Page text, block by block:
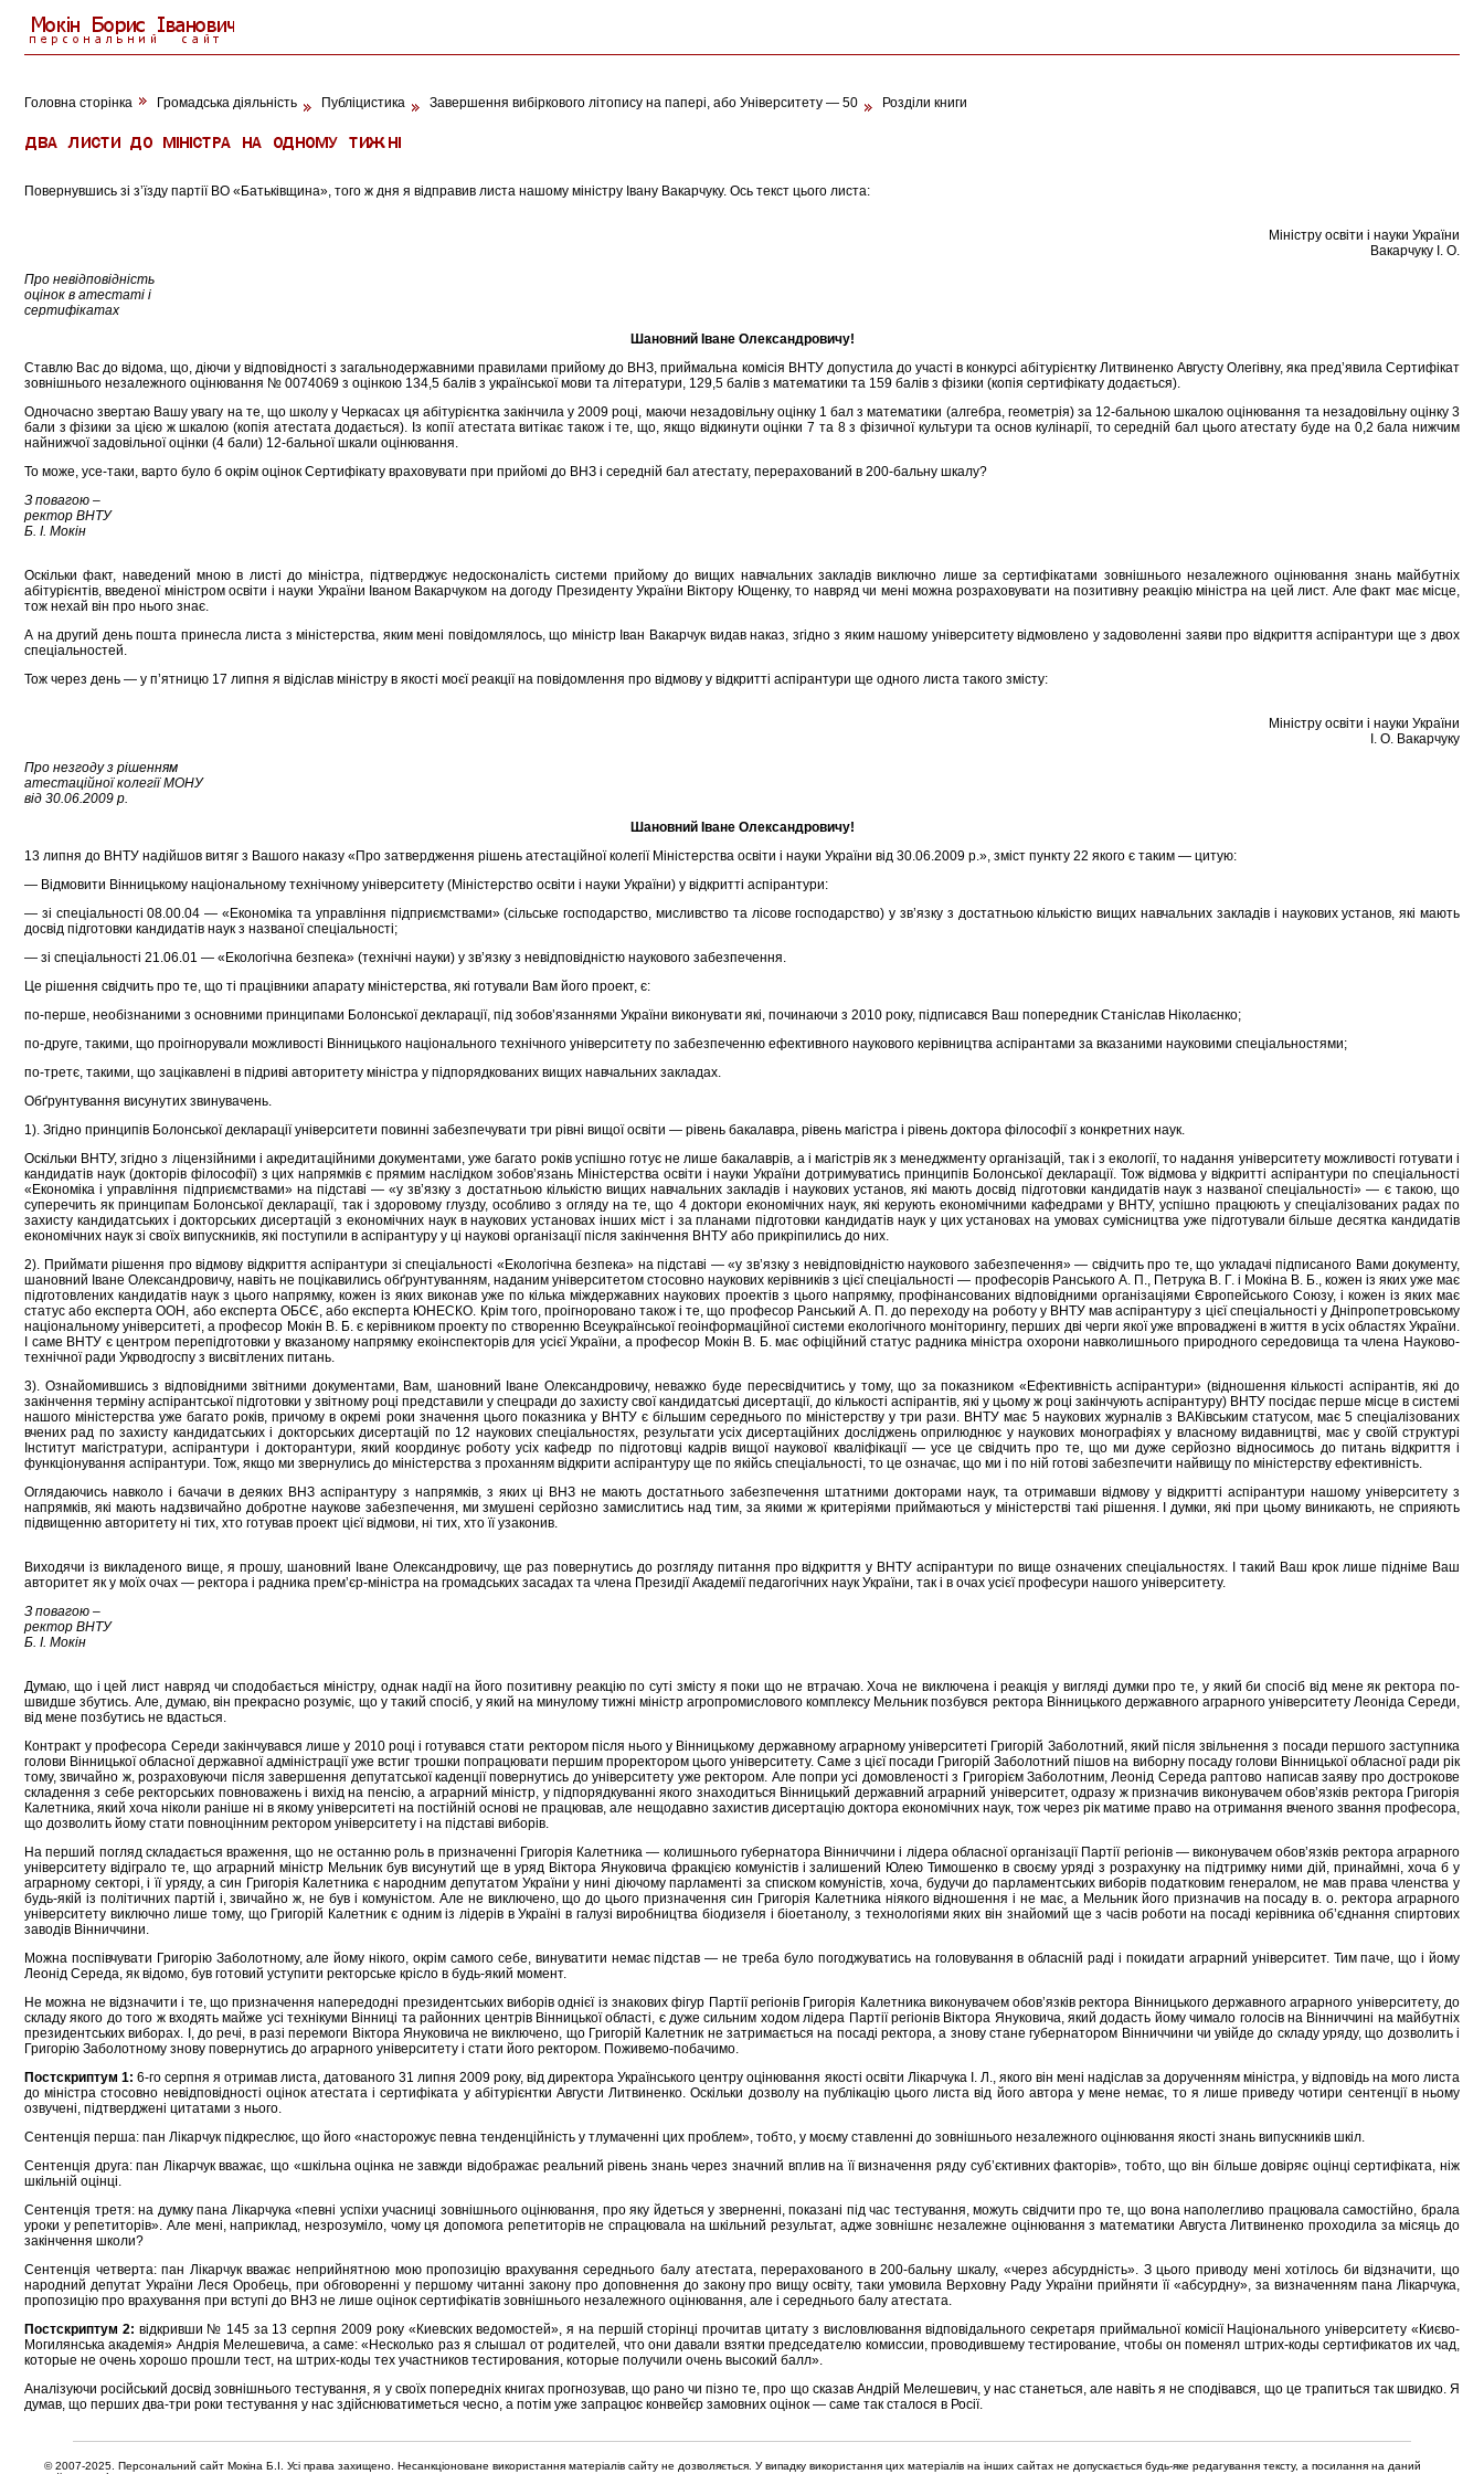
Головна сторінка Громадська діяльність Публіцистика Завершення вибіркового літопису на папері, або Університету — 50 Розділи книги
Повернувшись зі з’їзду партії ВО «Батьківщина», того ж дня я відправив листа нашому міністру Івану Вакарчуку. Ось текст цього листа:
Міністру освіти і науки України
Вакарчуку І. О.
Про невідповідність
оцінок в атестаті і
сертифікатах
Шановний Іване Олександровичу!
Ставлю Вас до відома, що, діючи у відповідності з загальнодержавними правилами прийому до ВНЗ, приймальна комісія ВНТУ допустила до участі в конкурсі абітурієнтку Литвиненко Августу Олегівну, яка пред’явила Сертифікат
зовнішнього незалежного оцінювання № 0074069 з оцінкою 134,5 балів з української мови та літератури, 129,5 балів з математики та 159 балів з фізики (копія сертифікату додається).
Одночасно звертаю Вашу увагу на те, що школу у Черкасах ця абітурієнтка закінчила у 2009 році, маючи незадовільну оцінку 1 бал з математики (алгебра, геометрія) за 12-бальною шкалою оцінювання та незадовільну оцінку 3
бали з фізики за цією ж шкалою (копія атестата додається). Із копії атестата витікає також і те, що, якщо відкинути оцінки 7 та 8 з фізичної культури та основ кулінарії, то середній бал цього атестату буде на 0,2 бала нижчим
найнижчої задовільної оцінки (4 бали) 12-бальної шкали оцінювання.
То може, усе-таки, варто було б окрім оцінок Сертифікату враховувати при прийомі до ВНЗ і середній бал атестату, перерахований в 200-бальну шкалу?
З повагою –
ректор ВНТУ
Б. І. Мокін
Оскільки факт, наведений мною в листі до міністра, підтверджує недосконалість системи прийому до вищих навчальних закладів виключно лише за сертифікатами зовнішнього незалежного оцінювання знань майбутніх
абітурієнтів, введеної міністром освіти і науки України Іваном Вакарчуком на догоду Президенту України Віктору Ющенку, то навряд чи мені можна розраховувати на позитивну реакцію міністра на цей лист. Але факт має місце,
тож нехай він про нього знає.
А на другий день пошта принесла листа з міністерства, яким мені повідомлялось, що міністр Іван Вакарчук видав наказ, згідно з яким нашому університету відмовлено у задоволенні заяви про відкриття аспірантури ще з двох
спеціальностей.
Тож через день — у п’ятницю 17 липня я відіслав міністру в якості моєї реакції на повідомлення про відмову у відкритті аспірантури ще одного листа такого змісту:
Міністру освіти і науки України
І. О. Вакарчуку
Про незгоду з рішенням
атестаційної колегії МОНУ
від 30.06.2009 р.
Шановний Іване Олександровичу!
13 липня до ВНТУ надійшов витяг з Вашого наказу «Про затвердження рішень атестаційної колегії Міністерства освіти і науки України від 30.06.2009 р.», зміст пункту 22 якого є таким — цитую:
— Відмовити Вінницькому національному технічному унiверситету (Міністерство освіти і науки України) у відкритті аспірантури:
— зі спеціальності 08.00.04 — «Економіка та управління підприємствами» (сільське господарство, мисливство та лісове господарство) у зв’язку з достатньою кількістю вищих навчальних закладів і наукових установ, які мають
досвід підготовки кандидатів наук з названої спеціальності;
— зі спеціальності 21.06.01 — «Екологічна безпека» (технічні науки) у зв’язку з невідповідністю наукового забезпечення.
Це рішення свідчить про те, що ті працівники апарату міністерства, які готували Вам його проект, є:
по-перше, необізнаними з основними принципами Болонської декларації, під зобов’язаннями України виконувати які, починаючи з 2010 року, підписався Ваш попередник Станіслав Ніколаєнко;
по-друге, такими, що проігнорували можливості Вінницького національного технічного університету по забезпеченню ефективного наукового керівництва аспірантами за вказаними науковими спеціальностями;
по-третє, такими, що зацікавлені в підриві авторитету міністра у підпорядкованих вищих навчальних закладах.
Обґрунтування висунутих звинувачень.
1). Згідно принципів Болонської декларації університети повинні забезпечувати три рівні вищої освіти — рівень бакалавра, рівень магістра і рівень доктора філософії з конкретних наук.
Оскільки ВНТУ, згідно з ліцензійними і акредитаційними документами, уже багато років успішно готує не лише бакалаврів, а і магістрів як з менеджменту організацій, так і з екології, то надання університету можливості готувати і
кандидатів наук (докторів філософії) з цих напрямків є прямим наслідком зобов’язань Міністерства освіти і науки України дотримуватись принципів Болонської декларації. Тож відмова у відкритті аспірантури по спеціальності
«Економіка і управління підприємствами» на підставі — «у зв’язку з достатньою кількістю вищих навчальних закладів і наукових установ, які мають досвід підготовки кандидатів наук з названої спеціальності» — є такою, що
суперечить як принципам Болонської декларації, так і здоровому глузду, особливо з огляду на те, що 4 доктори економічних наук, які керують економічними кафедрами у ВНТУ, успішно працюють у спеціалізованих радах по
захисту кандидатських і докторських дисертацій з економічних наук в наукових установах інших міст і за планами підготовки кандидатів наук у цих установах на умовах сумісництва уже підготували більше десятка кандидатів
економічних наук зі своїх випускників, які поступили в аспірантуру у ці наукові організації після закінчення ВНТУ або прикріпились до них.
2). Приймати рішення про відмову відкриття аспірантури зі спеціальності «Екологічна безпека» на підставі — «у зв’язку з невідповідністю наукового забезпечення» — свідчить про те, що укладачі підписаного Вами документу,
шановний Іване Олександровичу, навіть не поцікавились обґрунтуванням, наданим університетом стосовно наукових керівників з цієї спеціальності — професорів Ранського А. П., Петрука В. Г. і Мокіна В. Б., кожен із яких уже має
підготовлених кандидатів наук з цього напрямку, кожен із яких виконав уже по кілька міждержавних наукових проектів з цього напрямку, профінансованих відповідними організаціями Європейського Союзу, і кожен із яких має
статус або експерта ООН, або експерта ОБСЄ, або експерта ЮНЕСКО. Крім того, проігноровано також і те, що професор Ранський А. П. до переходу на роботу у ВНТУ мав аспірантуру з цієї спеціальності у Дніпропетровському
національному університеті, а професор Мокін В. Б. є керівником проекту по створенню Всеукраїнської геоінформаційної системи екологічного моніторингу, перших дві черги якої уже впроваджені в життя в усіх областях України.
І саме ВНТУ є центром перепідготовки у вказаному напрямку екоінспекторів для усієї України, а професор Мокін В. Б. має офіційний статус радника міністра охорони навколишнього природного середовища та члена Науково-
технічної ради Укрводгоспу з висвітлених питань.
3). Ознайомившись з відповідними звітними документами, Вам, шановний Іване Олександровичу, неважко буде пересвідчитись у тому, що за показником «Ефективність аспірантури» (відношення кількості аспірантів, які до
закінчення терміну аспірантської підготовки у звітному році представили у спецради до захисту свої кандидатські дисертації, до кількості аспірантів, які у цьому ж році закінчують аспірантуру) ВНТУ посідає перше місце в системі
нашого міністерства уже багато років, причому в окремі роки значення цього показника у ВНТУ є більшим середнього по міністерству у три рази. ВНТУ має 5 наукових журналів з ВАКівським статусом, має 5 спеціалізованих
вчених рад по захисту кандидатських і докторських дисертацій по 12 наукових спеціальностях, результати усіх дисертаційних дослiджень оприлюднює у наукових монографіях у власному видавництві, має у своїй структурі
Інститут магістратури, аспірантури і докторантури, який координує роботу усіх кафедр по підготовці кадрів вищої наукової кваліфікації — усе це свідчить про те, що ми дуже серйозно відносимось до питань відкриття і
функціонування аспірантури. Тож, якщо ми звернулись до міністерства з проханням відкрити аспірантуру ще по якійсь спеціальності, то це означає, що ми і по ній готові забезпечити найвищу по міністерству ефективність.
Оглядаючись навколо і бачачи в деяких ВНЗ аспірантуру з напрямків, з яких ці ВНЗ не мають достатнього забезпечення штатними докторами наук, та отримавши відмову у відкритті аспірантури нашому університету з
напрямків, які мають надзвичайно добротне наукове забезпечення, ми змушені серйозно замислитись над тим, за якими ж критеріями приймаються у міністерстві такі рішення. І думки, які при цьому виникають, не сприяють
підвищенню авторитету ні тих, хто готував проект цієї відмови, ні тих, хто її узаконив.
Виходячи із викладеного вище, я прошу, шановний Іване Олександровичу, ще раз повернутись до розгляду питання про відкриття у ВНТУ аспірантури по вище означених спеціальностях. І такий Ваш крок лише підніме Ваш
авторитет як у моїх очах — ректора і радника прем’єр-міністра на громадських засадах та члена Президії Академії педагогічних наук України, так і в очах усієї професури нашого університету.
З повагою –
ректор ВНТУ
Б. І. Мокін
Думаю, що і цей лист навряд чи сподобається міністру, однак надії на його позитивну реакцію по суті змісту я поки що не втрачаю. Хоча не виключена і реакція у вигляді думки про те, у який би спосіб від мене як ректора по-
швидше збутись. Але, думаю, він прекрасно розуміє, що у такий спосіб, у який на минулому тижні міністр агропромислового комплексу Мельник позбувся ректора Вінницького державного аграрного університету Леоніда Середи,
від мене позбутись не вдасться.
Контракт у професора Середи закінчувався лише у 2010 році і готувався стати ректором після нього у Вінницькому державному аграрному університеті Григорій Заболотний, який після звільнення з посади першого заступника
голови Вінницької обласної державної адмінiстрації уже встиг трошки попрацювати першим проректором цього університету. Саме з цієї посади Григорій Заболотний пішов на виборну посаду голови Вінницької обласної ради рік
тому, звичайно ж, розраховуючи після завершення депутатської каденції повернутись до університету уже ректором. Але попри усі домовленості з Григорієм Заболотним, Леонід Середа раптово написав заяву про дострокове
складення з себе ректорських повноважень і вихід на пенсію, а аграрний міністр, у підпорядкуванні якого знаходиться Вінницький державний аграрний унiверситет, одразу ж призначив виконувачем обов’язків ректора Григорія
Калетника, який хоча ніколи раніше ні в якому університеті на постійній основі не працював, але нещодавно захистив дисертацію доктора економічних наук, тож через рік матиме право на отримання вченого звання професора,
що дозволить йому стати повноцінним ректором університету і на підставі виборів.
На перший погляд складається враження, що не останню роль в призначенні Григорія Калетника — колишнього губернатора Вінниччини і лідера обласної організації Партії регіонів — виконувачем обов’язків ректора аграрного
університету відіграло те, що аграрний міністр Мельник був висунутий ще в уряд Віктора Януковича фракцією комуністів і залишений Юлею Тимошенко в своєму уряді з розрахунку на підтримку ними дій, принаймні, хоча б у
аграрному секторі, і її уряду, а син Григорія Калетника є народним депутатом України у нині діючому парламенті за списком комуністів, хоча, будучи до парламентських виборів податковим генералом, не мав права членства у
будь-якій із політичних партій і, звичайно ж, не був і комуністом. Але не виключено, що до цього призначення син Григорія Калетника ніякого відношення і не має, а Мельник його призначив на посаду в. о. ректора аграрного
університету виключно лише тому, що Григорій Калетник є одним із лідерів в Україні в галузі виробництва біодизеля і біоетанолу, з технологіями яких він знайомий ще з часів роботи на посаді керівника об’єднання спиртових
заводів Вінниччини.
Можна поспівчувати Григорію Заболотному, але йому нікого, окрім самого себе, винуватити немає підстав — не треба було погоджуватись на головування в обласній раді і покидати аграрний університет. Тим паче, що і йому
Леонід Середа, як відомо, був готовий уступити ректорське крісло в будь-який момент.
Не можна не відзначити і те, що призначення напередодні президентських виборів однієї із знакових фігур Партії регіонів Григорія Калетника виконувачем обов’язків ректора Вінницького державного аграрного університету, до
складу якого до того ж входять майже усі технікуми Вінниці та районних центрів Вінницької області, є дуже сильним ходом лідера Партії регіонів Віктора Януковича, який додасть йому чимало голосів на Вінниччині на майбутніх
президентських виборах. І, до речі, в разі перемоги Віктора Януковича не виключено, що Григорій Калетник не затримається на посаді ректора, а знову стане губернатором Вінниччини чи увійде до складу уряду, що дозволить і
Григорію Заболотному знову повернутись до аграрного університету і стати його ректором. Поживемо-побачимо.
Постскриптум 1: 6-го серпня я отримав листа, датованого 31 липня 2009 року, від директора Українського центру оцінювання якості освіти Лікарчука І. Л., якого він мені надіслав за дорученням міністра, у відповідь на мого листа
до міністра стосовно невідповідності оцінок атестата і сертифіката у абітурієнтки Августи Литвиненко. Оскільки дозволу на публікацію цього листа від його автора у мене немає, то я лише приведу чотири сентенції в ньому
озвучені, підтверджені цитатами з нього.
Сентенція перша: пан Лікарчук підкреслює, що його «насторожує певна тенденційність у тлумаченні цих проблем», тобто, у моєму ставленні до зовнішнього незалежного оцінювання якості знань випускників шкіл.
Сентенція друга: пан Лікарчук вважає, що «шкільна оцінка не завжди відображає реальний рівень знань через значний вплив на її визначення ряду суб’єктивних факторів», тобто, що він більше довіряє оцінці сертифіката, ніж
шкільній оцінці.
Сентенція третя: на думку пана Лікарчука «певні успіхи учасниці зовнішнього оцінювання, про яку йдеться у зверненні, показані під час тестування, можуть свідчити про те, що вона наполегливо працювала самостійно, брала
уроки у репетиторів». Але мені, наприклад, незрозуміло, чому ця допомога репетиторів не спрацювала на шкільний результат, адже зовнішнє незалежне оцінювання з математики Августа Литвиненко проходила за місяць до
закінчення школи?
Сентенція четверта: пан Лікарчук вважає неприйнятною мою пропозицію врахування середнього балу атестата, перерахованого в 200-бальну шкалу, «через абсурдність». З цього приводу мені хотілось би відзначити, що
народний депутат України Леся Оробець, при обговоренні у першому читанні закону про доповнення до закону про вищу освіту, таки умовила Верховну Раду України прийняти її «абсурдну», за визначенням пана Лікарчука,
пропозицію про врахування при вступі до ВНЗ не лише оцінок сертифікатів зовнішнього незалежного оцінювання, але і середнього балу атестата.
Постскриптум 2: відкривши № 145 за 13 серпня 2009 року «Киевских ведомостей», я на першій сторінці прочитав цитату з висловлювання відповідального секретаря приймальної комісії Національного університету «Києво-
Могилянська академія» Андрія Мелешевича, а саме: «Несколько раз я слышал от родителей, что они давали взятки председателю комиссии, проводившему тестирование, чтобы он поменял штрих-коды сертификатов их чад,
которые не очень хорошо прошли тест, на штрих-коды тех участников тестирования, которые получили очень высокий балл».
Аналізуючи російський досвід зовнішнього тестування, я у своїх попередніх книгах прогнозував, що рано чи пізно те, про що сказав Андрій Мелешевич, у нас станеться, але навіть я не сподівався, що це трапиться так швидко. Я
думав, що перших два-три роки тестування у нас здійснюватиметься чесно, а потім уже запрацює конвейєр замовних оцінок — саме так сталося в Росії.
© 2007-2025. Персональний сайт Мокіна Б.І. Усі права захищено. Несанкціоноване використання матеріалів сайту не дозволяється. У випадку використання цих матеріалів на інших сайтах не допускається будь-яке редагування тексту, а посилання на даний